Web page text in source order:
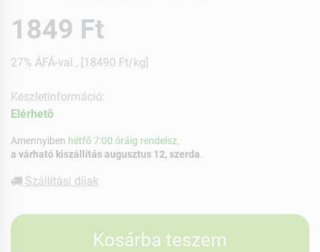
1849 Ft
27% ÁFÁ-val , [18490 Ft/kg]
Készletinformáció:
Elérhetõ
Amennyiben hétfő 7:00 óráig rendelsz,
a várható kiszállítás augusztus 12, szerda
Szállítási díjak
Kosárba teszem